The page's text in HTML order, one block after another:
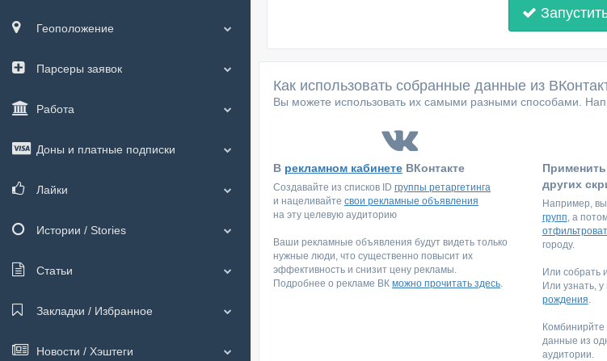
Как использовать собранные данные из
Вы можете использовать их самыми разными способами.
В рекламном кабинете ВКонтакте
Создавайте из списков ID группы ретаргетинга
и нацеливайте свои рекламные объявления
на эту целевую аудиторию
Ваши рекламные объявления будут видеть только
нужные люди, что существенно повысит их
эффективность и снизит цену рекламы.
Подробнее о рекламе ВК можно прочитать здесь.
других
Например,
групп, а
городу.
Или собрать
Или узнать, у
рождения.
данные из
аудитории.
Геоположение
Парсеры заявок
Работа
Доны и платные подписки
Лайки
Истории / Stories
Статьи
Закладки / Избранное
Новости / Хэштеги